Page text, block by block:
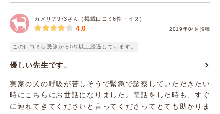
カメリア973さん（掲載口コミ6件・イヌ）
2019年04月投稿
4.0
この口コミは受診から5年以上経過しています。
優しい先生です。
実家の犬の呼吸が苦しそうで緊急で診察していただきたい
時にこちらにお世話になりました。電話をした時も、すぐ
に連れてきてくださいと言ってくださってとても助かりま